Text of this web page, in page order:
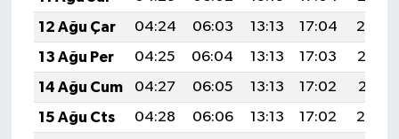
12 Ağu Çar
04:24 06:03 13:13 17:04
20:14
13 Ağu Per
04:25 06:04 13:13 17:03
20:13
14 Ağu Cum
04:27 06:05 13:13 17:02
20:11
15 Ağu Cts
04:28 06:06 13:13 17:02
20:10